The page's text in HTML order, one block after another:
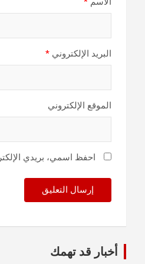
البريد الإلكتروني *
الموقع الإلكتروني
احفظ اسمي، بريدي
أخبار قد تهمك